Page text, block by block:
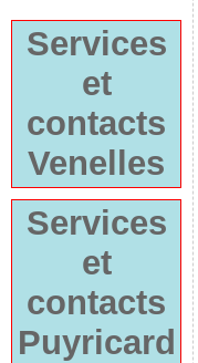
Services
et
contacts
Venelles
Services
et
contacts
Puyricard